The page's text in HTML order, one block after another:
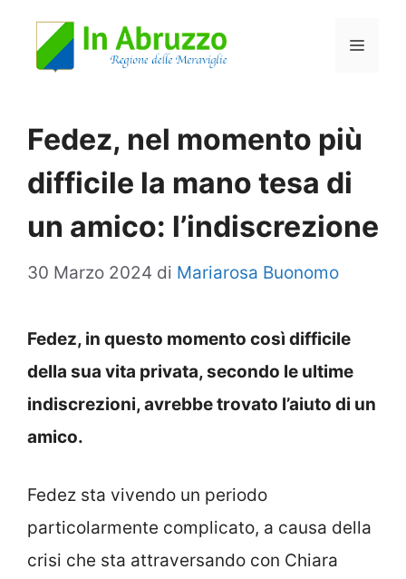
Menu
Fedez, nel momento più
difficile la mano tesa di
un amico: l’indiscrezione
30 Marzo 2024 di Mariarosa Buonomo
Fedez, in questo momento così difficile
della sua vita privata, secondo le ultime
indiscrezioni, avrebbe trovato l’aiuto di un
amico.
Fedez sta vivendo un periodo
particolarmente complicato, a causa della
crisi che sta attraversando con Chiara